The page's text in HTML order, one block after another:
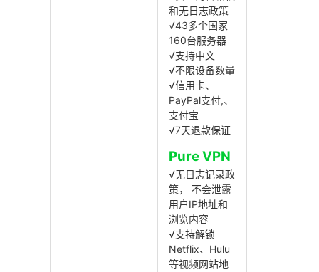
和无日志政策
√43多个国家
160台服务器
√支持中文
√不限设备数量
√信用卡、
PayPal支付,、
支付宝
√7天退款保证
Pure VPN
√无日志记录政
策， 不会泄露
用户IP地址和
浏览内容
√支持解锁
Netflix、Hulu
等视频网站地